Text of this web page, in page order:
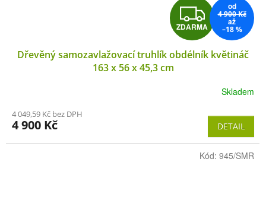
Z
D
A
M
A
ZDARMA
od
4 900 Kč
až
–18 %
Dřevěný samozavlažovací truhlík obdélník květináč
163 x 56 x 45,3 cm
Skladem
4 049,59 Kč bez DPH
4 900 Kč DETAIL
Kód: 945/SMR